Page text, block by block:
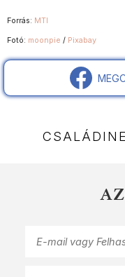
Forrás: MTI
Fotó: moonpie / Pixabay